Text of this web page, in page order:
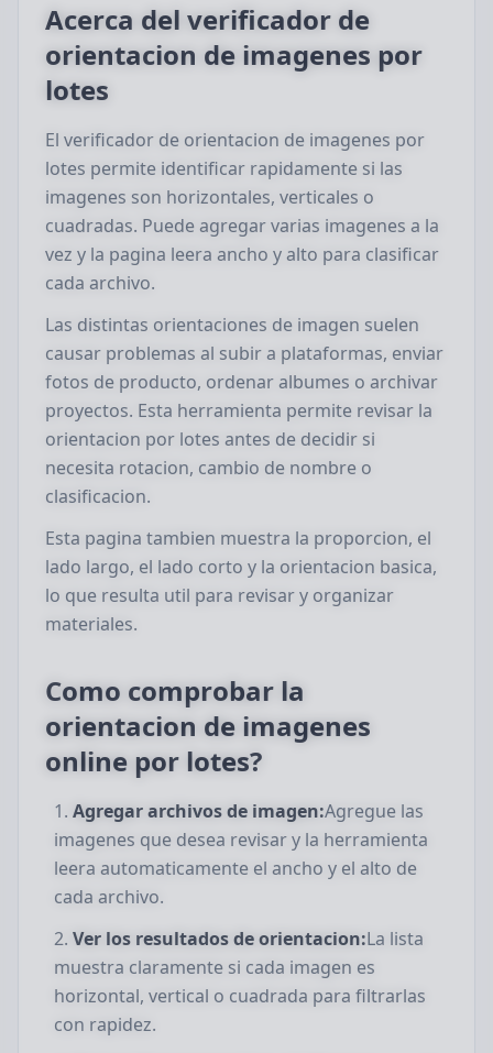
Acerca del verificador de
orientacion de imagenes por
lotes
El verificador de orientacion de imagenes por
lotes permite identificar rapidamente si las
imagenes son horizontales, verticales o
cuadradas. Puede agregar varias imagenes a la
vez y la pagina leera ancho y alto para clasificar
cada archivo.
Las distintas orientaciones de imagen suelen
causar problemas al subir a plataformas, enviar
fotos de producto, ordenar albumes o archivar
proyectos. Esta herramienta permite revisar la
orientacion por lotes antes de decidir si
necesita rotacion, cambio de nombre o
clasificacion.
Esta pagina tambien muestra la proporcion, el
lado largo, el lado corto y la orientacion basica,
lo que resulta util para revisar y organizar
materiales.
Como comprobar la
orientacion de imagenes
online por lotes?
Agregar archivos de imagen:Agregue las
imagenes que desea revisar y la herramienta
leera automaticamente el ancho y el alto de
cada archivo.
Ver los resultados de orientacion:La lista
muestra claramente si cada imagen es
horizontal, vertical o cuadrada para filtrarlas
con rapidez.